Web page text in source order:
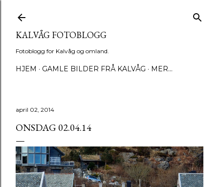
KALVÅG FOTOBLOGG
Fotoblogg for Kalvåg og omland.
HJEM GAMLE BILDER FRÅ KALVÅG MER…
april 02, 2014
ONSDAG 02.04.14